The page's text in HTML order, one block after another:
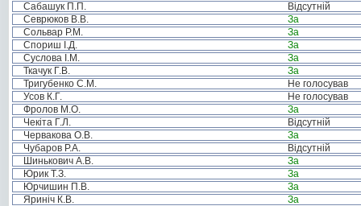
Сабашук П.П.
Відсутній
Севрюков В.В.
За
Сольвар Р.М.
За
Спориш І.Д.
За
Суслова І.М.
За
Ткачук Г.В.
За
Тригубенко С.М.
Не голосував
Усов К.Г.
Не голосував
Фролов М.О.
За
Чекіта Г.Л.
Відсутній
Червакова О.В.
За
Чубаров Р.А.
Відсутній
Шинькович А.В.
За
Юрик Т.З.
За
Юрчишин П.В.
За
Яриніч К.В.
За